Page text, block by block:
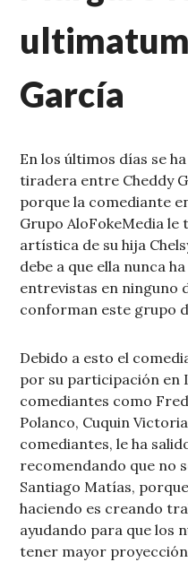
García
En los últimos días se
tiradera entre Cheddy
porque la comediante
Grupo AloFokeMedia
artística de su hija
debe a que ella nunca
entrevistas en ninguno
conforman este grupo
Debido a esto el
por su participación en
comediantes como
Polanco, Cuquin
comediantes, le ha
recomendando que no
Santiago Matías,
haciendo es creando
ayudando para que los
tener mayor